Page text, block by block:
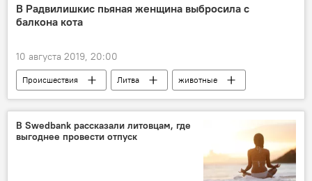
В Радвилишкис пьяная женщина выбросила с
балкона кота
10 августа 2019, 20:00
Происшествия Литва животные
В Swedbank рассказали литовцам, где
выгоднее провести отпуск